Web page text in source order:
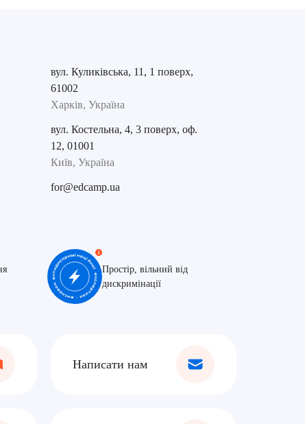
вул. Куликівська, 11, 1 поверх,
61002
Харків, Україна
вул. Костельна, 4, 3 поверх, оф.
12, 01001
Київ, Україна
for@edcamp.ua
Простір, вільний від
дискримінації
Написати нам